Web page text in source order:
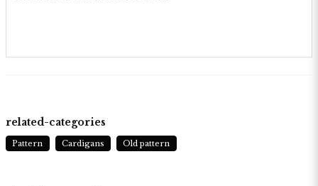
related-categories
Pattern Cardigans Old pattern